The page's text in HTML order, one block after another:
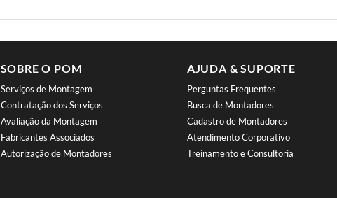
SOBRE O POM
Serviços de Montagem
Contratação dos Serviços
Avaliação da Montagem
Fabricantes Associados
Autorização de Montadores
AJUDA & SUPORTE
Perguntas Frequentes
Busca de Montadores
Cadastro de Montadores
Atendimento Corporativo
Treinamento e Consultoria